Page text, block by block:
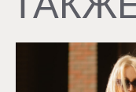
Сотрудничество +7 495 969 55
Политика